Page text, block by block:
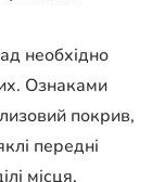
необхідно
Ознаками
покрив,
передні
місця,